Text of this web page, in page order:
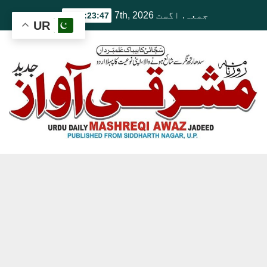
جمعہ. اگست 7th, 2026 2:23:48 PM
UR